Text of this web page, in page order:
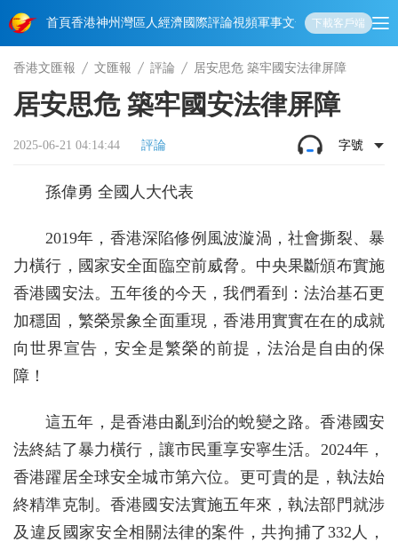
首頁香港神州 灣區人經濟國際評論視頻軍事文化 娛樂生活教育體
下載客戶端
香港文匯報 文匯報 評論 居安思危 築牢國安法律屏障
居安思危 築牢國安法律屏障
2025-06-21 04:14:44 評論 字號
孫偉勇 全國人大代表
2019年，香港深陷修例風波漩渦，社會撕裂、暴
力橫行，國家安全面臨空前威脅。中央果斷頒布實施
香港國安法。五年後的今天，我們看到：法治基石更
加穩固，繁榮景象全面重現，香港用實實在在的成就
向世界宣告，安全是繁榮的前提，法治是自由的保
障！
這五年，是香港由亂到治的蛻變之路。香港國安
法終結了暴力橫行，讓市民重享安寧生活。2024年，
香港躍居全球安全城市第六位。更可貴的是，執法始
終精準克制。香港國安法實施五年來，執法部門就涉
及違反國家安全相關法律的案件，共拘捕了332人，